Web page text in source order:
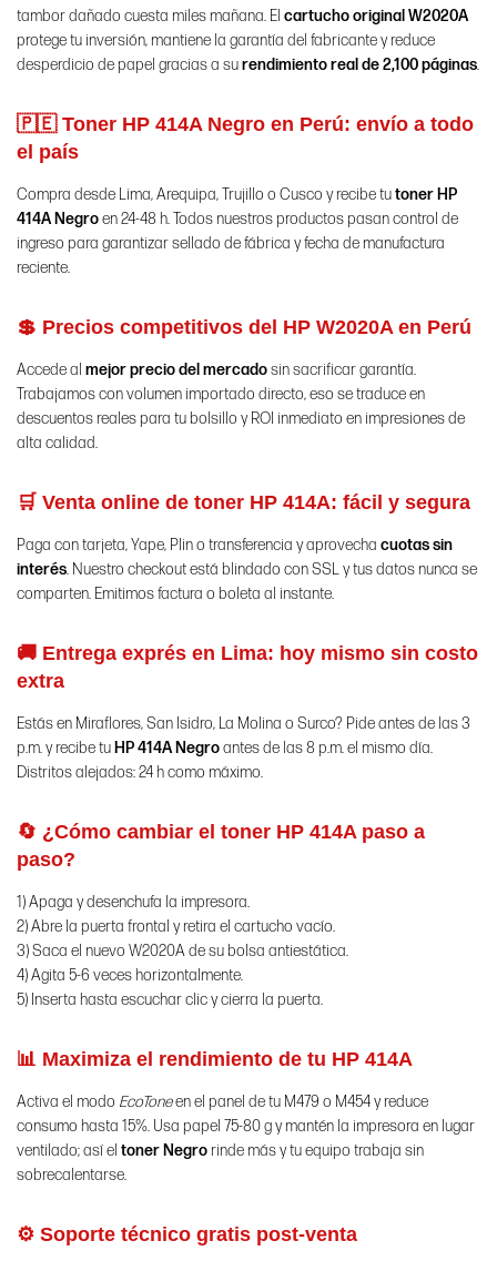
tambor dañado cuesta miles mañana. El cartucho original W2020A
protege tu inversión, mantiene la garantía del fabricante y reduce
desperdicio de papel gracias a surendimiento real de 2,100 páginas.
🇵🇪 Toner HP 414A Negro en Perú: envío a todo
el país
Compra desde Lima, Arequipa, Trujillo o Cusco y recibe tutoner HP
414A Negroen 24-48 h. Todos nuestros productos pasan control de
ingreso para garantizar sellado de fábrica y fecha de manufactura
reciente.
💲 Precios competitivos del HP W2020A en Perú
Accede al mejor precio del mercadosin sacrificar garantía.
Trabajamos con volumen importado directo, eso se traduce en
descuentos reales para tu bolsillo y ROI inmediato en impresiones de
alta calidad.
🛒 Venta online de toner HP 414A: fácil y segura
Paga con tarjeta, Yape, Plin o transferencia y aprovecha cuotas sin
interés. Nuestro checkout está blindado con SSL y tus datos nunca se
comparten. Emitimos factura o boleta al instante.
🚚 Entrega exprés en Lima: hoy mismo sin costo
extra
Estás en Miraflores, San Isidro, La Molina o Surco? Pide antes de las 3
p.m. y recibe tu HP 414A Negroantes de las 8 p.m. el mismo día.
Distritos alejados: 24 h como máximo.
🔄 ¿Cómo cambiar el toner HP 414A paso a
paso?
1) Apaga y desenchufa la impresora.
2) Abre la puerta frontal y retira el cartucho vacío.
3) Saca el nuevo W2020A de su bolsa antiestática.
4) Agita 5-6 veces horizontalmente.
5) Inserta hasta escuchar clic y cierra la puerta.
📊 Maximiza el rendimiento de tu HP 414A
Activa el modo EcoToneen el panel de tu M479 o M454 y reduce
consumo hasta 15%. Usa papel 75-80 g y mantén la impresora en lugar
ventilado; así el toner Negro rinde más y tu equipo trabaja sin
sobrecalentarse.
⚙️ Soporte técnico gratis post-venta